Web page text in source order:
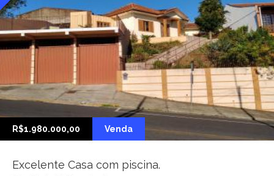
R$1.980.000,00 Venda
Excelente Casa com piscina.